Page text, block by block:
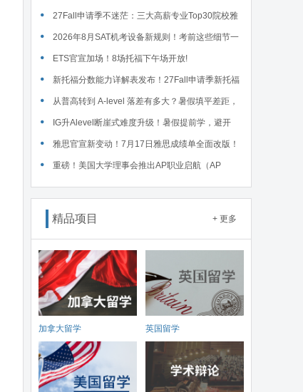
南！
27Fall申请季不迷茫：三大高薪专业Top30院校雅
思要求汇总！
2026年8月SAT机考设备新规则！考前这些细节一
定要核对～
ETS官宣加场！8场托福下午场开放!
新托福分数能力详解表发布！27Fall申请季新托福
考试院校录取要求汇总！
从普高转到 A-level 落差有多大？暑假填平差距，
首考 A * 不是梦！
IG升Alevel断崖式难度升级！暑假提前学，避开
90%的升学大坑
雅思官宣新变动！7月17日雅思成绩单全面改版！
重磅！美国大学理事会推出AP职业启航（AP
Career Kickstart）新课程！
精品项目 + 更多
加拿大留学 英国留学